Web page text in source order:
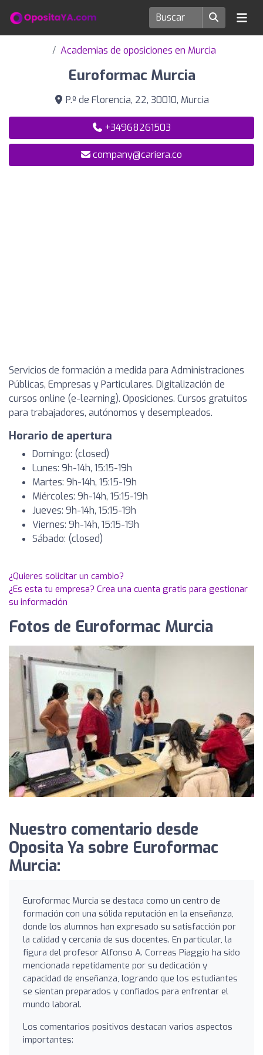
Academias de oposiciones en Murcia
Euroformac Murcia
P.º de Florencia, 22, 30010, Murcia
+34968261503
company@cariera.co
Servicios de formación a medida para Administraciones
Públicas, Empresas y Particulares. Digitalización de
cursos online (e-learning). Oposiciones. Cursos gratuitos
para trabajadores, autónomos y desempleados.
Horario de apertura
Domingo: (closed)
Lunes: 9h-14h, 15:15-19h
Martes: 9h-14h, 15:15-19h
Miércoles: 9h-14h, 15:15-19h
Jueves: 9h-14h, 15:15-19h
Viernes: 9h-14h, 15:15-19h
Sábado: (closed)
¿Quieres solicitar un cambio?
¿Es esta tu empresa? Crea una cuenta gratis para gestionar
su información
Fotos de Euroformac Murcia
Nuestro comentario desde
Oposita Ya sobre Euroformac
Murcia:
Euroformac Murcia se destaca como un centro de
formación con una sólida reputación en la enseñanza,
donde los alumnos han expresado su satisfacción por
la calidad y cercanía de sus docentes. En particular, la
figura del profesor Alfonso A. Correas Piaggio ha sido
mencionada repetidamente por su dedicación y
capacidad de enseñanza, logrando que los estudiantes
se sientan preparados y confiados para enfrentar el
mundo laboral.
Los comentarios positivos destacan varios aspectos
importantes: